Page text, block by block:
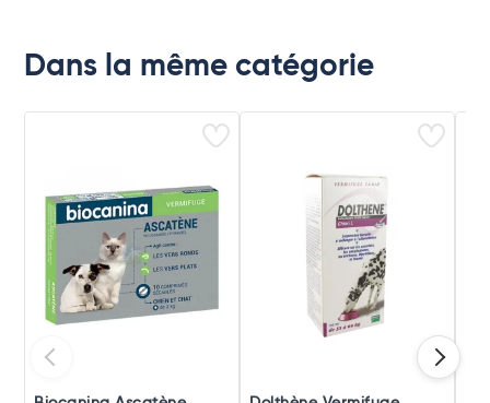
Dans la même catégorie